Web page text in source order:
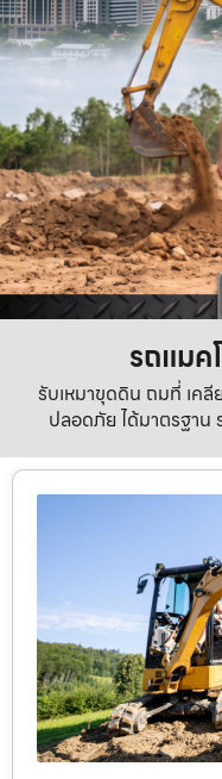
รถแมค
รับเหมาขุดดิน ถมที่ เค
ปลอดภัย ได้มาตรฐาน